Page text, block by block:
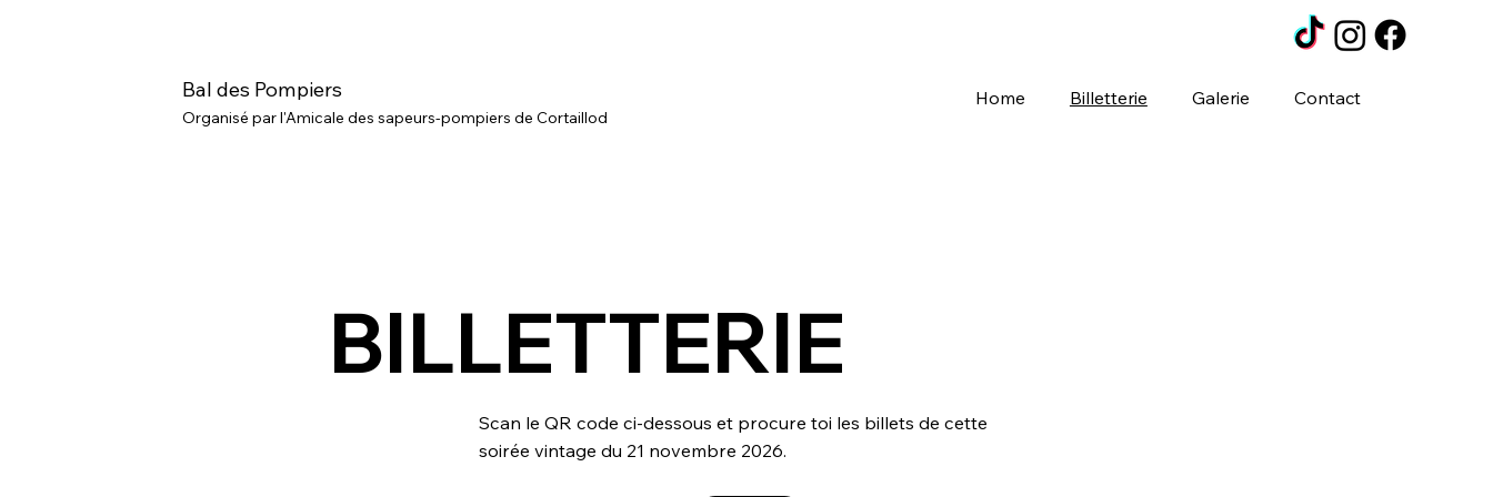
Home Billetterie Galerie Contact
Bal des Pompiers
Organisé par l'Amicale des sapeurs-pompiers de Cortaillod
BILLETTERIE
Scan le QR code ci-dessous et procure toi les billets de cette
soirée vintage du 21 novembre 2026.